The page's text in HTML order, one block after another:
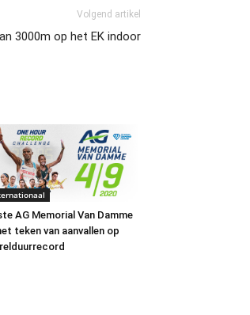
Volgend artikel
3000m op het EK indoor
AG Memorial Van Damme
teken van aanvallen op